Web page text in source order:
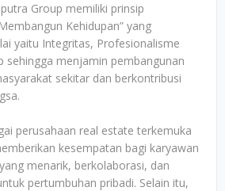
Group memiliki prinsip
Kehidupan” yang
yaitu Integritas, Profesionalisme
sehingga menjamin pembangunan
sekitar dan berkontribusi
perusahaan real estate terkemuka
kesempatan bagi karyawan
menarik, berkolaborasi, dan
pertumbuhan pribadi. Selain itu,